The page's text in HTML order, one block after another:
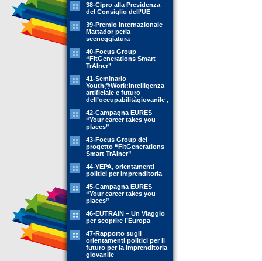
38-Cipro alla Presidenza
del Consiglio dell’UE
39-Premio internazionale
Mattador perla
sceneggiatura
40-Focus Group
“FitGenerations Smart
TrAIner”
41-Seminario
Youth@Work:intelligenza
artificiale e futuro
dell’occupabilitàgiovanile ,
42-Campagna EURES
“Your career takes you
places”
43-Focus Group del
progetto “FitGenerations
Smart TrAIner”
44-YEPA, orientamenti
politici per imprenditoria
45-Campagna EURES
“Your career takes you
places”
46-EUTRAIN – Un Viaggio
per scoprire l’Europa
47-Rapporto sugli
orientamenti politici per il
futuro per la imprenditoria
giovanile